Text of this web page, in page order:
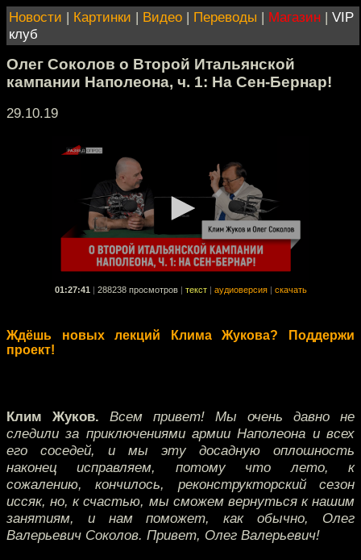
Новости | Картинки | Видео | Переводы | Магазин | VIP
клуб
Олег Соколов о Второй Итальянской
кампании Наполеона, ч. 1: На Сен-Бернар!
29.10.19
01:27:41 288238 просмотров текст аудиоверсия скачать
Ждёшь новых лекций Клима Жукова? Поддержи
проект!
Клим Жуков. Всем привет! Мы очень давно не
следили за приключениями армии Наполеона и всех
его соседей, и мы эту досадную оплошность
наконец исправляем, потому что лето, к
сожалению, кончилось, реконструкторский сезон
иссяк, но, к счастью, мы сможем вернуться к нашим
занятиям, и нам поможет, как обычно, Олег
Валерьевич Соколов. Привет, Олег Валерьевич!